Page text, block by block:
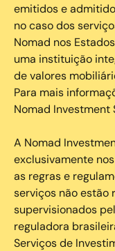
emitidos e
no caso dos
Nomad nos
uma instituição
de valores
Para mais
Nomad Investment
A Nomad
exclusivamente
as regras e
serviços não estão
supervisionados
reguladora
Serviços de